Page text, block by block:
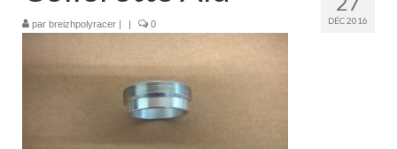
Boutique
Mon compte
DÉC 2016
par breizhpolyracer 0